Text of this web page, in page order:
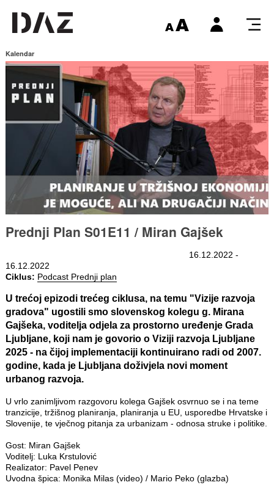
Kalendar
Prednji Plan S01E11 / Miran Gajšek
16.12.2022 -
16.12.2022
Ciklus: Podcast Prednji plan
U trećoj epizodi trećeg ciklusa, na temu "Vizije razvoja
gradova" ugostili smo slovenskog kolegu g. Mirana
Gajšeka, voditelja odjela za prostorno uređenje Grada
Ljubljane, koji nam je govorio o Viziji razvoja Ljubljane
2025 - na čijoj implementaciji kontinuirano radi od 2007.
godine, kada je Ljubljana doživjela novi moment
urbanog razvoja.
U vrlo zanimljivom razgovoru kolega Gajšek osvrnuo se i na teme
tranzicije, tržišnog planiranja, planiranja u EU, usporedbe Hrvatske i
Slovenije, te vječnog pitanja za urbanizam - odnosa struke i politike.
Gost: Miran Gajšek
Voditelj: Luka Krstulović
Realizator: Pavel Penev
Uvodna špica: Monika Milas (video) / Mario Peko (glazba)